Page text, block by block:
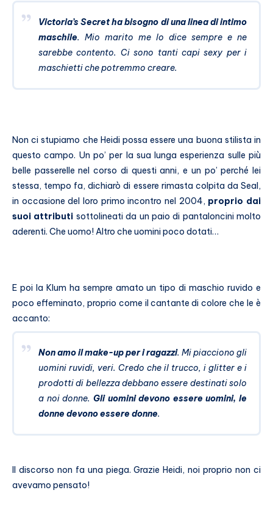
Victoria’s Secret ha bisogno di una linea di intimo
maschile. Mio marito me lo dice sempre e ne
sarebbe contento. Ci sono tanti capi sexy per i
maschietti che potremmo creare.
Non ci stupiamo che Heidi possa essere una buona stilista in
questo campo. Un po’ per la sua lunga esperienza sulle più
belle passerelle nel corso di questi anni, e un po’ perché lei
stessa, tempo fa, dichiarò di essere rimasta colpita da Seal,
in occasione del loro primo incontro nel 2004, proprio dai
suoi attributi sottolineati da un paio di pantaloncini molto
aderenti. Che uomo! Altro che uomini poco dotati…
E poi la Klum ha sempre amato un tipo di maschio ruvido e
poco effeminato, proprio come il cantante di colore che le è
accanto:
Non amo il make-up per i ragazzi. Mi piacciono gli
uomini ruvidi, veri. Credo che il trucco, i glitter e i
prodotti di bellezza debbano essere destinati solo
a noi donne. Gli uomini devono essere uomini, le
donne devono essere donne.
Il discorso non fa una piega. Grazie Heidi, noi proprio non ci
avevamo pensato!